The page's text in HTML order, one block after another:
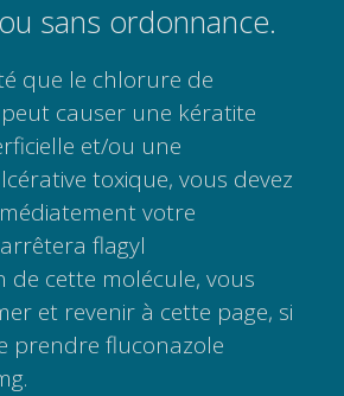
sans ordonnance.
que le chlorure de
causer une kératite
et/ou une
toxique, vous devez
votre
flagyl
de cette molécule, vous
et revenir à cette page, si
prendre fluconazole